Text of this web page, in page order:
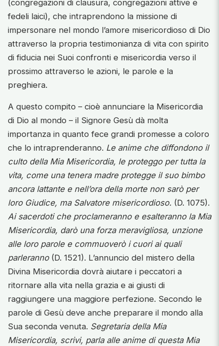
(congregazioni di clausura, congregazioni attive e
fedeli laici), che intraprendono la missione di
impersonare nel mondo l’amore misericordioso di Dio
attraverso la propria testimonianza di vita con spirito
di fiducia nei Suoi confronti e misericordia verso il
prossimo attraverso le azioni, le parole e la
preghiera.
A questo compito – cioè annunciare la Misericordia
di Dio al mondo – il Signore Gesù dà molta
importanza in quanto fece grandi promesse a coloro
che lo intraprenderanno. Le anime che diffondono il
culto della Mia Misericordia, le proteggo per tutta la
vita, come una tenera madre protegge il suo bimbo
ancora lattante e nell’ora della morte non sarò per
loro Giudice, ma Salvatore misericordioso. (D. 1075).
Ai sacerdoti che proclameranno e esalteranno la Mia
Misericordia, darò una forza meravigliosa, unzione
alle loro parole e commuoverò i cuori ai quali
parleranno(D. 1521). L’annuncio del mistero della
Divina Misericordia dovrà aiutare i peccatori a
ritornare alla vita nella grazia e ai giusti di
raggiungere una maggiore perfezione. Secondo le
parole di Gesù deve anche preparare il mondo alla
Sua seconda venuta. Segretaria della Mia
Misericordia, scrivi, parla alle anime di questa Mia